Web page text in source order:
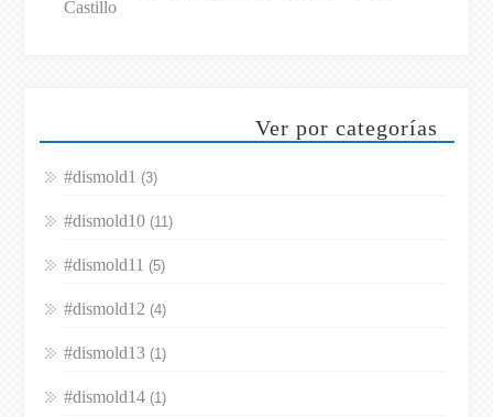
Castillo
Ver por categorías
#dismold1 (3)
#dismold10(11)
#dismold11 (5)
#dismold12 (4)
#dismold13(1)
#dismold14(1)